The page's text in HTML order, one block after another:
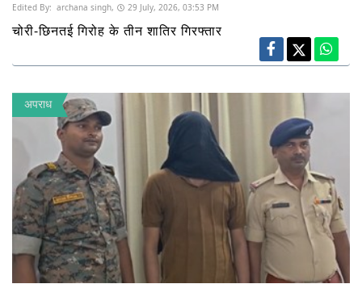
Edited By: archana singh, 29 July, 2026, 03:53 PM
चोरी-छिनतई गिरोह के तीन शातिर गिरफ्तार
अपराध